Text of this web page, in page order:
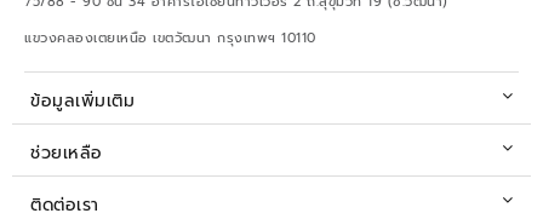
แขวงคลองเตยเหนือ เขตวัฒนา กรุงเทพฯ 10110
ข้อมูลเพิ่มเติม
ช่วยเหลือ
ติดต่อเรา